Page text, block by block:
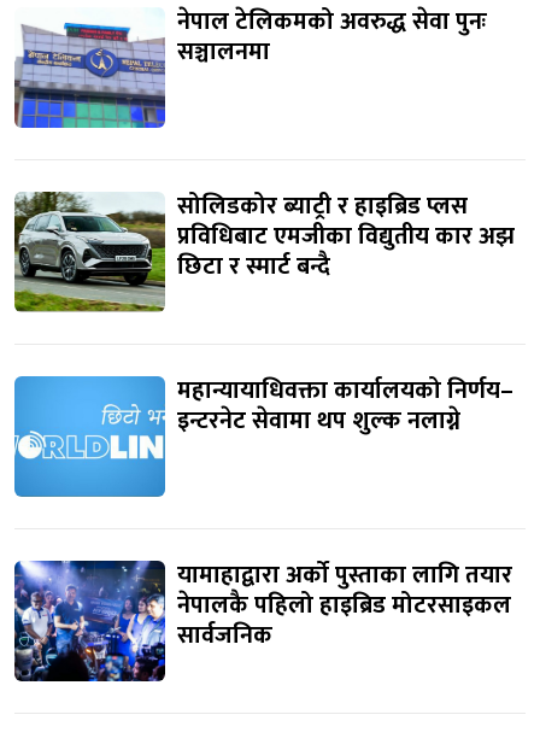
नेपाल टेलिकमको अवरुद्ध सेवा पुनः
सञ्चालनमा
सोलिडकोर ब्याट्री र हाइब्रिड प्लस
प्रविधिबाट एमजीका विद्युतीय कार अझ
छिटा र स्मार्ट बन्दै
महान्यायाधिवक्ता कार्यालयको निर्णय–
इन्टरनेट सेवामा थप शुल्क नलाग्ने
यामाहाद्वारा अर्को पुस्ताका लागि तयार
नेपालकै पहिलो हाइब्रिड मोटरसाइकल
सार्वजनिक